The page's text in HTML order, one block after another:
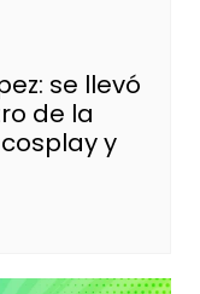
se llevó
de la
y